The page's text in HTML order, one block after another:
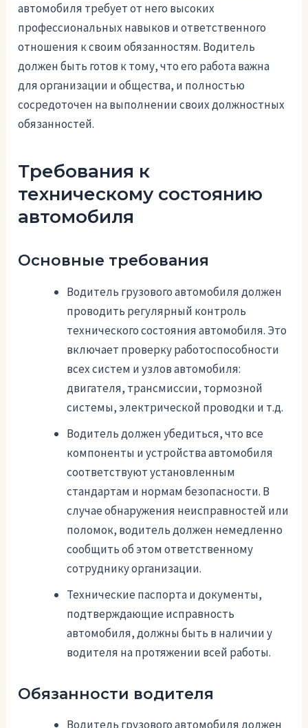
автомобиля требует от него высоких
профессиональных навыков и ответственного
отношения к своим обязанностям. Водитель
должен быть готов к тому, что его работа важна
для организации и общества, и полностью
сосредоточен на выполнении своих должностных
обязанностей.
Требования к
техническому состоянию
автомобиля
Основные требования
Водитель грузового автомобиля должен
проводить регулярный контроль
технического состояния автомобиля. Это
включает проверку работоспособности
всех систем и узлов автомобиля:
двигателя, трансмиссии, тормозной
системы, электрической проводки и т.д.
Водитель должен убедиться, что все
компоненты и устройства автомобиля
соответствуют установленным
стандартам и нормам безопасности. В
случае обнаружения неисправностей или
поломок, водитель должен немедленно
сообщить об этом ответственному
сотруднику организации.
Технические паспорта и документы,
подтверждающие исправность
автомобиля, должны быть в наличии у
водителя на протяжении всей работы.
Обязанности водителя
Водитель грузового автомобиля должен